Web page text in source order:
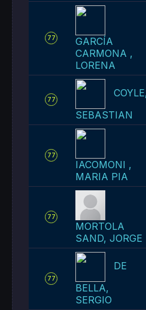
77
GARCÍA
CARMONA ,
LORENA
77
SEBASTIAN
77
IACOMONI ,
MARIA PIA
77
MORTOLA
SAND, JORGE
77
DE
BELLA,
SERGIO